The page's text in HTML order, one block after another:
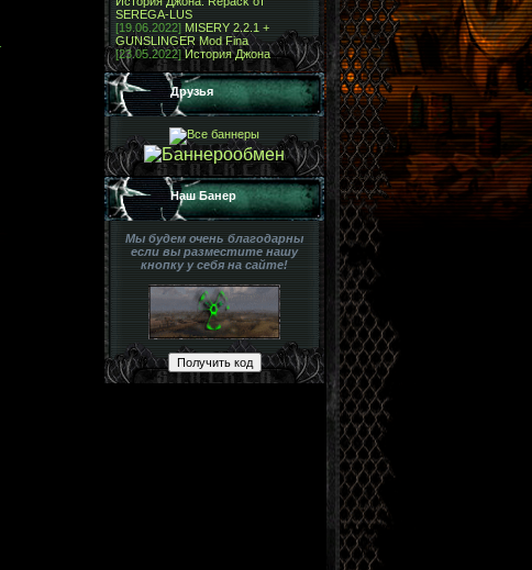
SEREGA-LUS
[19.06.2022] MISERY 2.2.1 +
GUNSLINGER Mod Fina
[23.05.2022]История Джона
Друзья
Наш Банер
Мы будем очень благодарны
если вы разместите нашу
кнопку у себя на сайте!